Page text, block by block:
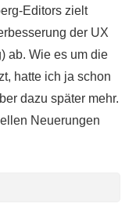
Editors zielt
der UX
ab. Wie es um die
hatte ich ja schon
dazu später mehr.
Neuerungen